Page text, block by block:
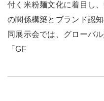
付く米粉麺文化に着目し
の関係構築とブランド認
同展示会では、グローバ
「GF